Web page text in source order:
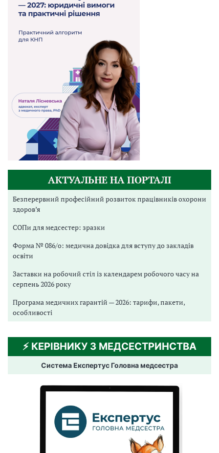
АКТУАЛЬНЕ НА ПОРТАЛІ
Безперервний професійний розвиток працівників охорони
здоров’я
СОПи для медсестер: зразки
Форма № 086/о: медична довідка для вступу до закладів
освіти
Заставки на робочий стіл із календарем робочого часу на
серпень 2026 року
Програма медичних гарантій — 2026: тарифи, пакети,
особливості
⚡️ КЕРІВНИКУ З МЕДСЕСТРИНСТВА
Система Експертус Головна медсестра